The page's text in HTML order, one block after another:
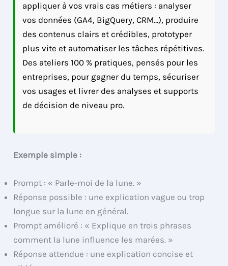
appliquer à vos vrais cas métiers : analyser
vos données (GA4, BigQuery, CRM…), produire
des contenus clairs et crédibles, prototyper
plus vite et automatiser les tâches répétitives.
Des ateliers 100 % pratiques, pensés pour les
entreprises, pour gagner du temps, sécuriser
vos usages et livrer des analyses et supports
de décision de niveau pro.
Exemple simple :
Prompt : « Parle-moi de la lune. »
Réponse possible : une explication vague ou trop
longue sur la lune en général.
Prompt amélioré : « Explique en trois phrases
comment la lune influence les marées. »
Réponse attendue : une explication concise et